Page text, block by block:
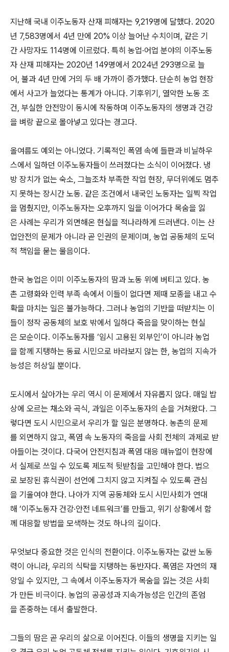
지난해 국내 이주노동자 산재 피해자는 9,219명에 달했다. 2020
년 7,583명에서 4년 만에 20% 이상 늘어난 수치이며, 같은 기
간 사망자도 114명에 이르렀다. 특히 농업·어업 분야의 이주노동
자 산재 피해자는 2020년 149명에서 2024년 293명으로 늘
어, 불과 4년 만에 거의 두 배 가까이 증가했다. 단순히 농업 현장
에서 사고가 늘었다는 통계가 아니다. 기후위기, 열악한 노동 조
건, 부실한 안전망이 동시에 작동하며 이주노동자의 생명과 건강
을 벼랑 끝으로 몰아넣고 있다는 경고다.
올여름도 예외는 아니었다. 기록적인 폭염 속에 들판과 비닐하우
스에서 일하던 이주노동자들이 쓰러졌다는 소식이 이어졌다. 냉
방 장치가 없는 숙소, 그늘조차 부족한 작업 현장, 무더위에도 멈추
지 못하는 장시간 노동. 같은 조건에서 내국인 노동자는 일찍 작업
을 멈췄지만, 이주노동자는 오후까지 일을 이어가다 목숨을 잃
은 사례는 우리가 외면해온 현실을 적나라하게 드러낸다. 이는 산
업안전의 문제가 아니라 곧 인권의 문제이며, 농업 공동체의 도덕
적 책임을 묻는 물음이다.
한국 농업은 이미 이주노동자의 땀과 노동 위에 버티고 있다. 농
촌 고령화와 인력 부족 속에서 이들이 없다면 제때 모종을 내고 수
확을 마치는 일은 불가능하다. 그러나 농업의 기반을 떠받치는 이
들이 정작 공동체의 보호 밖에서 일하다 죽음을 맞이하는 현실
은 모순이다. 이주노동자를 ‘임시 고용된 외부인’이 아니라 농업
을 함께 지탱하는 동료 시민으로 바라보지 않는 한, 농업의 지속가
능성은 허상일 뿐이다.
도시에서 살아가는 우리 역시 이 문제에서 자유롭지 않다. 매일 밥
상에 오르는 채소와 곡식, 과일은 이주노동자의 손을 거쳐왔다. 그
렇다면 도시 시민으로서 우리가 할 일은 분명하다. 농촌의 문제
를 외면하지 않고, 폭염 속 노동자의 죽음을 사회 전체의 과제로 받
아들이는 것이다. 다국어 안전지침과 폭염 대응 매뉴얼이 현장에
서 실제로 쓰일 수 있도록 제도적 뒷받침을 고민해야 한다. 법으
로 보장된 휴식권이 선언에 그치지 않고 지켜질 수 있도록 관심
을 기울여야 한다. 나아가 지역 공동체와 도시 시민사회가 연대
해 ‘이주노동자 건강·안전 네트워크’를 만들고, 위기 상황에서 함
께 대응할 방법을 모색하는 것도 하나의 길이다.
무엇보다 중요한 것은 인식의 전환이다. 이주노동자는 값싼 노동
력이 아니라, 우리의 식탁을 지탱하는 동반자다. 폭염은 자연의 재
앙일 수 있지만, 그 속에서 이주노동자가 목숨을 잃는 것은 사회
가 만든 비극이다. 농업의 공공성과 지속가능성은 인간의 존엄
을 존중하는 데서 출발한다.
그들의 땀은 곧 우리의 삶으로 이어진다. 이들의 생명을 지키는 일